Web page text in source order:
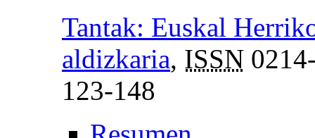
Tantak: Euskal
aldizkaria, ISSN
123-148